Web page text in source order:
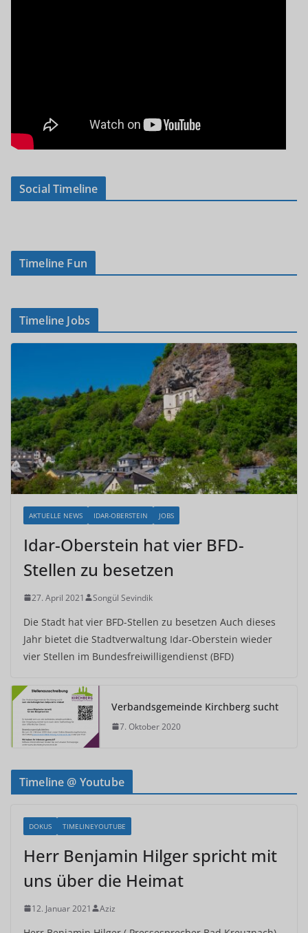
Social Timeline
Timeline Fun
Timeline Jobs
AKTUELLE NEWS IDAR-OBERSTEIN JOBS
Idar-Oberstein hat vier BFD-
Stellen zu besetzen
27. April 2021 Songül Sevindik
Die Stadt hat vier BFD-Stellen zu besetzen Auch dieses
Jahr bietet die Stadtverwaltung Idar-Oberstein wieder
vier Stellen im Bundesfreiwilligendienst (BFD)
Verbandsgemeinde Kirchberg sucht
7. Oktober 2020
Timeline @ Youtube
DOKUS TIMELINEYOUTUBE
Herr Benjamin Hilger spricht mit
uns über die Heimat
12. Januar 2021 Aziz